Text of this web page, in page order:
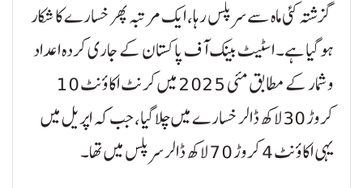
گزشتہ کئی ماہ سے سرپلس رہا، ایک مرتبہ پھر خسارے کا شکار
ہو گیا ہے۔ اسٹیٹ بینک آف پاکستان کے جاری کردہ اعداد
و شمار کے مطابق مئی 2025 میں کرنٹ اکاؤنٹ 10
کروڑ 30 لاکھ ڈالر خسارے میں چلا گیا، جب کہ اپریل میں
یہی اکاؤنٹ 4 کروڑ 70 لاکھ ڈالر سرپلس میں تھا۔